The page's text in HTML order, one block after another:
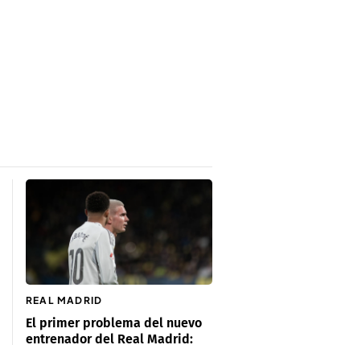
REAL MADRID
El primer problema del nuevo
entrenador del Real Madrid: